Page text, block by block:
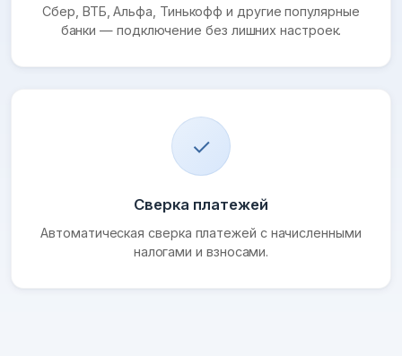
Сбер, ВТБ, Альфа, Тинькофф и другие популярные
банки — подключение без лишних настроек.
✓
Сверка платежей
Автоматическая сверка платежей с начисленными
налогами и взносами.